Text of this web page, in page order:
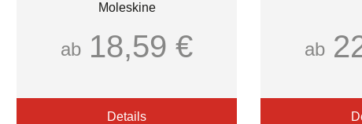
Moleskine
ab 18,59 €
Details
ab